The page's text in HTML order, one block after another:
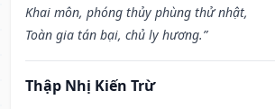
Khai môn, phóng thủy phùng thử nhật,
Toàn gia tán bại, chủ ly hương.”
Thập Nhị Kiến Trừ